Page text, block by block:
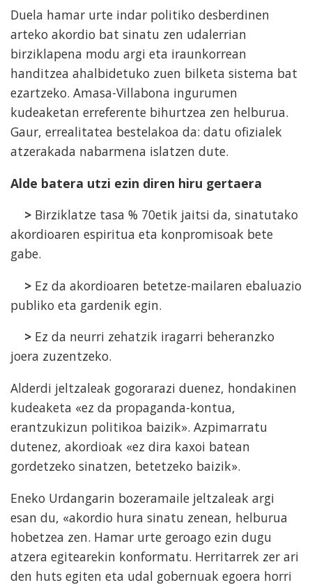
Duela hamar urte indar politiko desberdinen
arteko akordio bat sinatu zen udalerrian
birziklapena modu argi eta iraunkorrean
handitzea ahalbidetuko zuen bilketa sistema bat
ezartzeko. Amasa-Villabona ingurumen
kudeaketan erreferente bihurtzea zen helburua.
Gaur, errealitatea bestelakoa da: datu ofizialek
atzerakada nabarmena islatzen dute.
Alde batera utzi ezin diren hiru gertaera
> Birziklatze tasa % 70etik jaitsi da, sinatutako
akordioaren espiritua eta konpromisoak bete
gabe.
> Ez da akordioaren betetze-mailaren ebaluazio
publiko eta gardenik egin.
> Ez da neurri zehatzik iragarri beheranzko
joera zuzentzeko.
Alderdi jeltzaleak gogorarazi duenez, hondakinen
kudeaketa «ez da propaganda-kontua,
erantzukizun politikoa baizik». Azpimarratu
dutenez, akordioak «ez dira kaxoi batean
gordetzeko sinatzen, betetzeko baizik».
Eneko Urdangarin bozeramaile jeltzaleak argi
esan du, «akordio hura sinatu zenean, helburua
hobetzea zen. Hamar urte geroago ezin dugu
atzera egitearekin konformatu. Herritarrek zer ari
den huts egiten eta udal gobernuak egoera horri